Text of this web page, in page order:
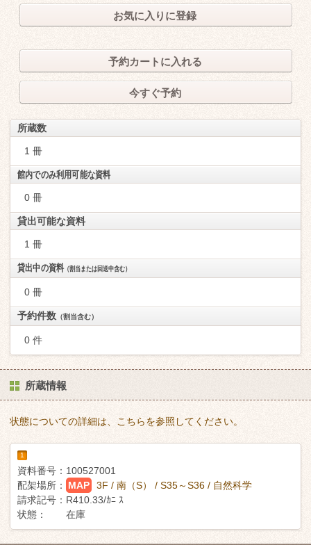
お気に入りに登録
予約カートに入れる
今すぐ予約
所蔵数
1 冊
館内でのみ利用可能な資料
0 冊
貸出可能な資料
1 冊
貸出中の資料（割当または回送中含む）
0 冊
予約件数 （割当含む）
0 件
所蔵情報
状態についての詳細は、こちらを参照してください。
1
資料番号： 100527001
配架場所：
MAP
3F / 南（S） / S35～S36 / 自然科学
請求記号： R410.33/ｶﾆ ｽ
状態：
在庫